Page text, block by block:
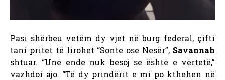
Pasi shërbeu vetëm dy vjet në burg federal, çifti
tani pritet të lirohet “Sonte ose Nesër”, Savannah
shtuar. “Unë ende nuk besoj se është e vërtetë,”
vazhdoi ajo. “Të dy prindërit e mi po kthehen në